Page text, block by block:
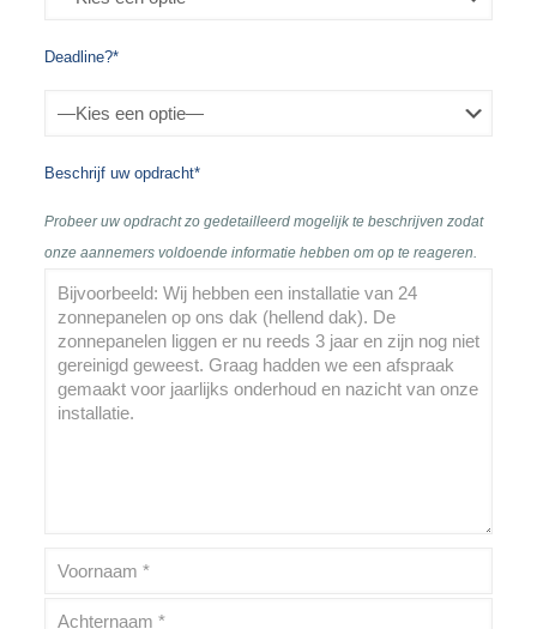
Deadline?*
Beschrijf uw opdracht*
Probeer uw opdracht zo gedetailleerd mogelijk te beschrijven zodat
onze aannemers voldoende informatie hebben om op te reageren.